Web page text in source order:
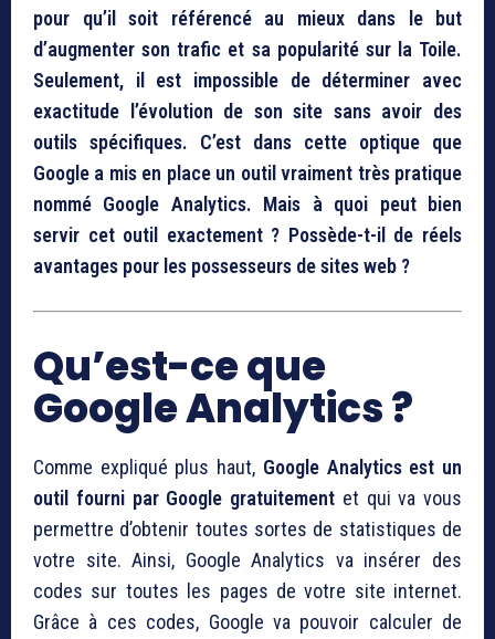
pour qu’il soit référencé au mieux dans le but
d’augmenter son trafic et sa popularité sur la Toile.
Seulement, il est impossible de déterminer avec
exactitude l’évolution de son site sans avoir des
outils spécifiques. C’est dans cette optique que
Google a mis en place un outil vraiment très pratique
nommé Google Analytics. Mais à quoi peut bien
servir cet outil exactement ? Possède-t-il de réels
avantages pour les possesseurs de sites web ?
Qu’est-ce que
Google Analytics ?
Comme expliqué plus haut, Google Analytics est un
outil fourni par Google gratuitement et qui va vous
permettre d’obtenir toutes sortes de statistiques de
votre site. Ainsi, Google Analytics va insérer des
codes sur toutes les pages de votre site internet.
Grâce à ces codes, Google va pouvoir calculer de